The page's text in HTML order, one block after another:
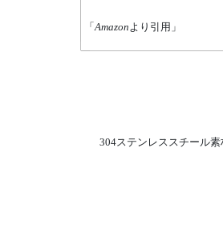
「Amazonより引用」
304ステンレススチール